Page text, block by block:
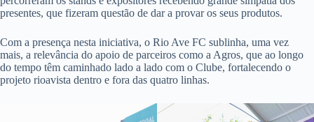
presentes, que fizeram questão de dar a provar os seus produtos.
Com a presença nesta iniciativa, o Rio Ave FC sublinha, uma vez
mais, a relevância do apoio de parceiros como a Agros, que ao longo
do tempo têm caminhado lado a lado com o Clube, fortalecendo o
projeto rioavista dentro e fora das quatro linhas.